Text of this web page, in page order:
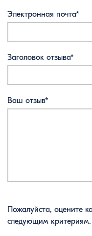
Электронная почта*
Заголовок отзыва*
Ваш отзыв*
Пожалуйста, оцените
следующим критериям.